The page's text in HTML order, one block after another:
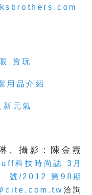
賞玩
用品介紹
元氣
、攝影：陳金燾
科技時尚誌 3月
號/2012 第98期
洽詢